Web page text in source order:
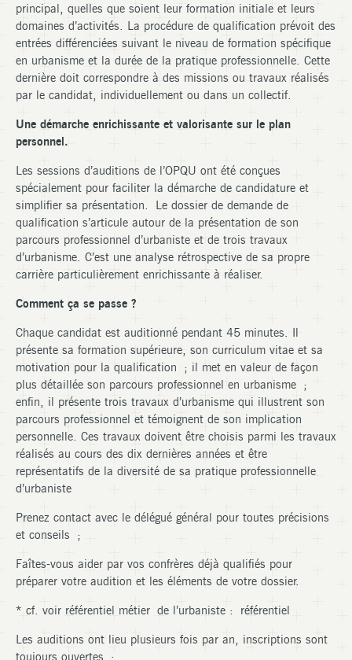
principal, quelles que soient leur formation initiale et leurs
domaines d’activités. La procédure de qualification prévoit des
entrées différenciées suivant le niveau de formation spécifique
en urbanisme et la durée de la pratique professionnelle. Cette
dernière doit correspondre à des missions ou travaux réalisés
par le candidat, individuellement ou dans un collectif.
Une démarche enrichissante et valorisante sur le plan
personnel.
Les sessions d’auditions de l’OPQU ont été conçues
spécialement pour faciliter la démarche de candidature et
simplifier sa présentation. Le dossier de demande de
qualification s’articule autour de la présentation de son
parcours professionnel d’urbaniste et de trois travaux
d’urbanisme. C’est une analyse rétrospective de sa propre
carrière particulièrement enrichissante à réaliser.
Comment ça se passe ?
Chaque candidat est auditionné pendant 45 minutes. Il
présente sa formation supérieure, son curriculum vitae et sa
motivation pour la qualification ; il met en valeur de façon
plus détaillée son parcours professionnel en urbanisme ;
enfin, il présente trois travaux d’urbanisme qui illustrent son
parcours professionnel et témoignent de son implication
personnelle. Ces travaux doivent être choisis parmi les travaux
réalisés au cours des dix dernières années et être
représentatifs de la diversité de sa pratique professionnelle
d’urbaniste
Prenez contact avec le délégué général pour toutes précisions
et conseils ;
Faîtes-vous aider par vos confrères déjà qualifiés pour
préparer votre audition et les éléments de votre dossier.
* cf. voir référentiel métier de l’urbaniste : référentiel
Les auditions ont lieu plusieurs fois par an, inscriptions sont
toujours ouvertes :